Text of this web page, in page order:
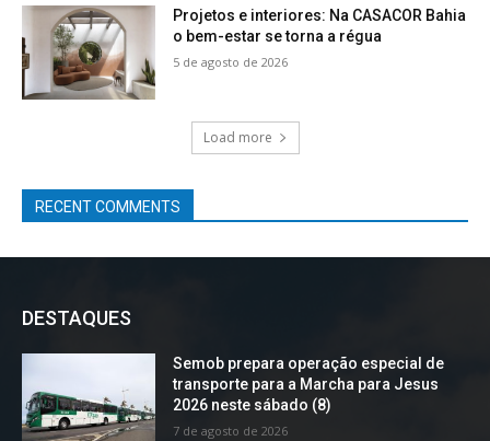
Projetos e interiores: Na CASACOR Bahia
o bem-estar se torna a régua
5 de agosto de 2026
Load more
RECENT COMMENTS
DESTAQUES
Semob prepara operação especial de
transporte para a Marcha para Jesus
2026 neste sábado (8)
7 de agosto de 2026